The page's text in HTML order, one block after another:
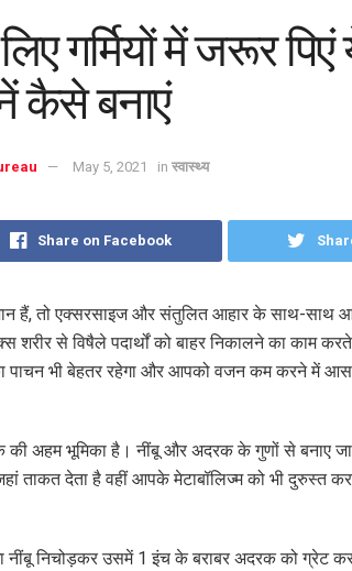
गर्मियों में जरूर पिएं
कैसे बनाएं
May 5, 2021 in स्वास्थ्य
Share on Facebook
हैं, तो एक्सरसाइज और संतुलित आहार के साथ-साथ
शरीर से विषैले पदार्थों को बाहर निकालने का काम
पाचन भी बेहतर रहेगा और आपको वजन कम करने में
की अहम भूमिका है। नींबू और अदरक के गुणों से बनाए
ताकत देता है वहीं आपके मेटाबॉलिज्म को भी दुरुस्त
नींबू निचोड़कर उसमें 1 इंच के बराबर अदरक को ग्रेट